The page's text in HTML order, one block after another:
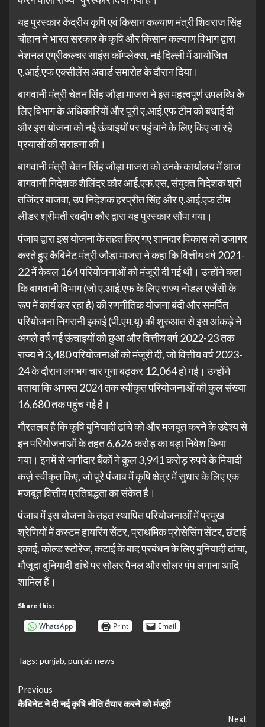
यह पुरस्कार केंद्रीय कृषि एवं किसान कल्याण मंत्री शिवराज सिंह
चौहान ने भारत सरकार के कृषि और किसान कल्याण विभाग द्वारा
नेशनल एग्रीकल्चर साइंस कॉम्प्लेक्स, नई दिल्ली में आयोजित
ए.आई.एफ एक्सीलेंस अवार्ड समारोह के दौरान दिया।
बागवानी मंत्री चेतन सिंह जौड़ा माजरा ने इस महत्वपूर्ण उपलब्धि के
लिए विभाग के अधिकारियों और पूरी ए.आई.एफ टीम को बधाई दी
और इस योजना को नई ऊंचाइयों पर पहुंचाने के लिए किए जा रहे
प्रयासों की सराहना की।
बागवानी मंत्री चेतन सिंह जौड़ा माजरा को उनके कार्यालय में आज
बागवानी निदेशक शैलिंदर कौर आई.एफ.एस, संयुक्त निदेशक श्री
तजिंदर बाजवा, उप निदेशक हरप्रीत सिंह और ए.आई.एफ टीम
लीडर श्रीमती रवदीप कौर द्वारा यह पुरस्कार सौंपा गया।
पंजाब द्वारा इस योजना के तहत किए गए शानदार विकास को उजागर
करते हुए कैबिनेट मंत्री जौड़ा माजरा ने कहा कि वित्तीय वर्ष 2021-
22 में केवल 164 परियोजनाओं को मंज़ूरी दी गई थी। उन्होंने कहा
कि बागवानी विभाग (जो ए.आई.एफ के लिए राज्य नोडल एजेंसी के
रूप में कार्य कर रहा है) की रणनीतिक योजना बंदी और समर्पित
परियोजना निगरानी इकाई (पी.एम.यू) की शुरुआत से इस आंकड़े ने
अगले वर्ष नई ऊंचाइयों को छुआ और वित्तीय वर्ष 2022-23 तक
राज्य ने 3,480 परियोजनाओं को मंजूरी दी, जो वित्तीय वर्ष 2023-
24 के दौरान लगभग चार गुना बढ़कर 12,064 हो गई। उन्होंने
बताया कि अगस्त 2024 तक स्वीकृत परियोजनाओं की कुल संख्या
16,680 तक पहुंच गई है।
गौरतलब है कि कृषि बुनियादी ढांचे को और मजबूत करने के उद्देश्य से
इन परियोजनाओं के तहत 6,626 करोड़ का बड़ा निवेश किया
गया। इनमें से भागीदार बैंकों ने कुल 3,941 करोड़ रुपये के मियादी
कर्ज़ स्वीकृत किए, जो पूरे पंजाब में कृषि क्षेत्र में सुधार के लिए एक
मजबूत वित्तीय प्रतिबद्धता का संकेत है।
पंजाब में इस योजना के तहत स्थापित परियोजनाओं में प्रमुख
श्रेणियों में कस्टम हायरिंग सेंटर, प्राथमिक प्रोसेसिंग सेंटर, छंटाई
इकाई, कोल्ड स्टोरेज, कटाई के बाद प्रबंधन के लिए बुनियादी ढांचा,
मौजूदा बुनियादी ढांचे पर सोलर पैनल और सोलर पंप लगाना आदि
शामिल हैं।
Share this:
WhatsApp Print Email
Tags: punjab, punjab news
Continue
Reading
Previous
कैबिनेट ने दी नई कृषि नीति तैयार करने को मंजूरी
Next